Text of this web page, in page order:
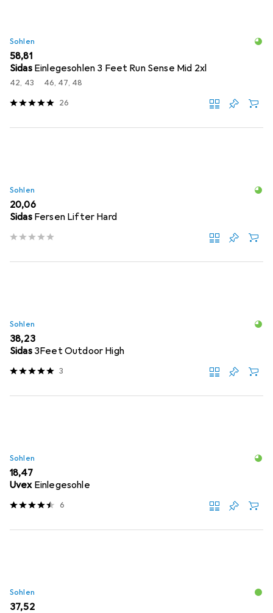
Sohlen
EUR
58,81
Sidas Einlegesohlen 3 Feet Run Sense Mid 2xl
42, 43 46, 47, 48
26
Sohlen
EUR
20,06
Sidas Fersen Lifter Hard
Sohlen
EUR
38,23
Sidas 3Feet Outdoor High
3
Sohlen
EUR
18,47
Uvex Einlegesohle
6
Sohlen
EUR
37,52